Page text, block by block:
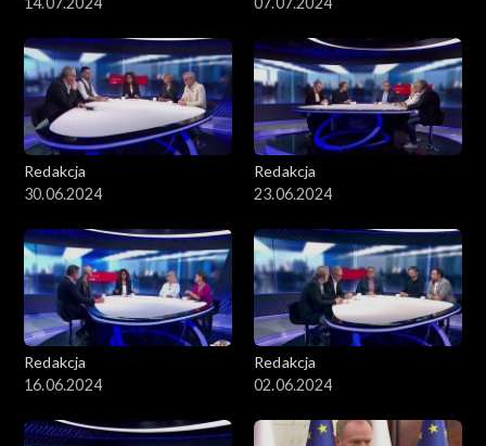
Redakcja
30.06.2024
Redakcja
23.06.2024
Redakcja
16.06.2024
Redakcja
02.06.2024